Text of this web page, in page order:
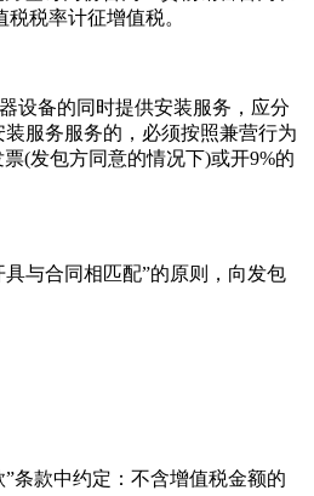
税率计征增值税。
设备的同时提供安装服务，应分
服务服务的，必须按照兼营行为
(发包方同意的情况下)或开9%的
与合同相匹配”的原则，向发包
款中约定：不含增值税金额的